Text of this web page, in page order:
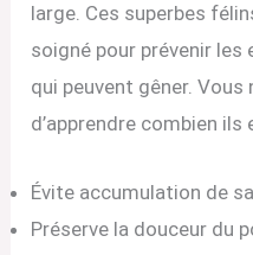
large. Ces superbes
soigné pour prévenir
qui peuvent gêner. Vous
d’apprendre combien ils
Évite accumulation de
Préserve la douceur du